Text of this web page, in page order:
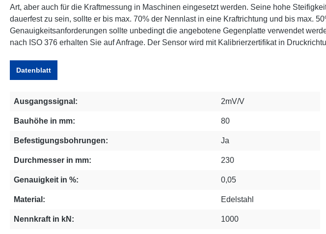
Art, aber auch für die Kraftmessung in Maschinen eingesetzt werden. Seine hohe
dauerfest zu sein, sollte er bis max. 70% der Nennlast in eine Kraftrichtung und bis max.
Genauigkeitsanforderungen sollte unbedingt die angebotene Gegenplatte verwendet
nach ISO 376 erhalten Sie auf Anfrage. Der Sensor wird mit Kalibrierzertifikat in
Datenblatt
Ausgangssignal: 2mV/V
Bauhöhe in mm: 80
Befestigungsbohrungen: Ja
Durchmesser in mm: 230
Genauigkeit in %: 0,05
Material: Edelstahl
Nennkraft in kN: 1000